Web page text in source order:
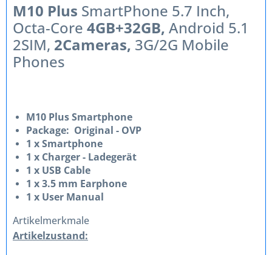
M10 Plus SmartPhone 5.7 Inch,
Octa-Core 4GB+32GB, Android 5.1
2SIM, 2Cameras, 3G/2G Mobile
Phones
M10 Plus Smartphone
Package: Original - OVP
1 x Smartphone
1 x Charger - Ladegerät
1 x USB Cable
1 x 3.5 mm Earphone
1 x User Manual
Artikelmerkmale
Artikelzustand: